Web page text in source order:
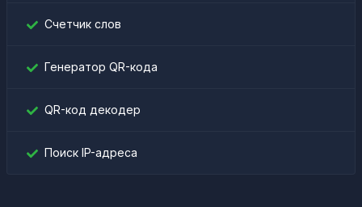
Счетчик слов
Генератор QR-кода
QR-код декодер
Поиск IP-адреса